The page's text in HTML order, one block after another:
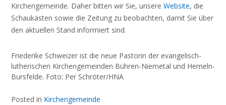
Kirchengemeinde. Daher bitten wir Sie, unsere Website, die
Schaukästen sowie die Zeitung zu beobachten, damit Sie über
den aktuellen Stand informiert sind.
Friederike Schweizer ist die neue Pastorin der evangelisch-
lutherischen Kirchengemeinden Bühren-Niemetal und Hemeln-
Bursfelde. Foto: Per Schröter/HNA
Posted in Kirchengemeinde